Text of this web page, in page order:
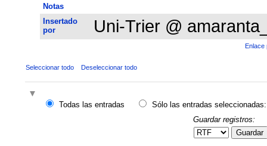
Notas
Insertado
por
Uni-Trier @
Enlace
Seleccionar todo Deseleccionar todo
Todas las entradas
Sólo las entradas seleccionadas:
Guardar registros:
Guardar